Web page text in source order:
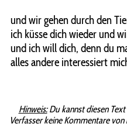
und wir gehen durch den
ich küsse dich wieder und
und ich will dich, denn du
alles andere interessiert
Hinweis:Du kannst diesen
Verfasser keine Kommentare